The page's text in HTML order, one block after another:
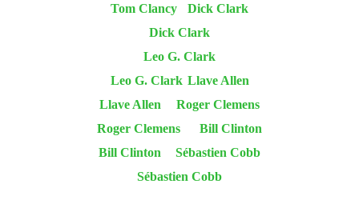
Tom Clancy
Dick Clark
Dick Clark
Leo G. Clark
Leo G. Clark Llave Allen
Llave Allen
Roger Clemens
Roger Clemens
Bill Clinton
Bill Clinton
Sébastien Cobb
Sébastien Cobb